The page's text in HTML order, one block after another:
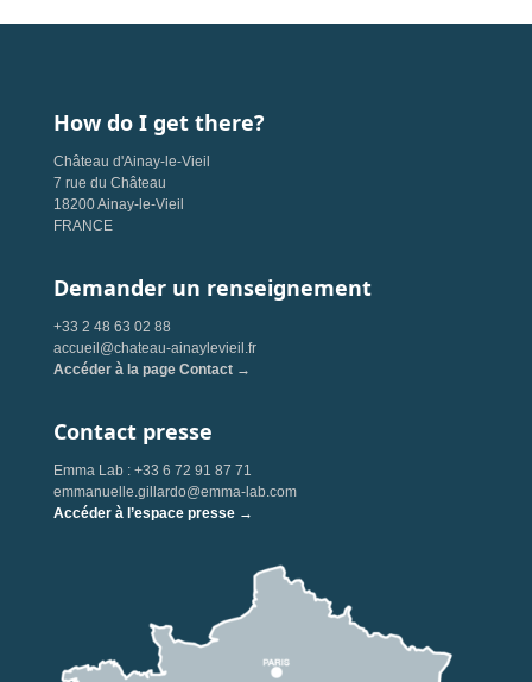
How do I get there?
Château d'Ainay-le-Vieil
7 rue du Château
18200 Ainay-le-Vieil
FRANCE
Demander un renseignement
+33 2 48 63 02 88
accueil@chateau-ainaylevieil.fr
Accéder à la page Contact →
Contact presse
Emma Lab : +33 6 72 91 87 71
emmanuelle.gillardo@emma-lab.com
Accéder à l’espace presse →